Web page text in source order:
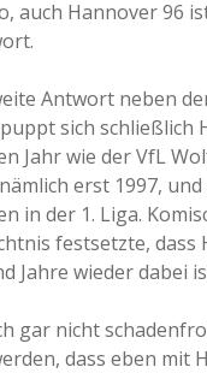
auch Hannover 96
Antwort neben
sich schließlich
Jahr wie der VfL
erst 1997, und
in der 1. Liga.
festsetzte, dass
Jahre wieder dabei
gar nicht
dass eben mit